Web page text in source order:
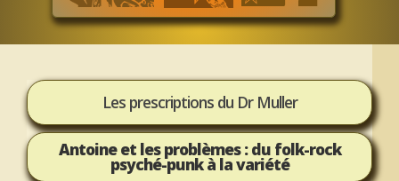
Les prescriptions du Dr Muller
Antoine et les problèmes : du folk-rock
psyché-punk à la variété